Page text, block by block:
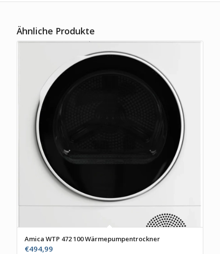
Ähnliche Produkte
Amica WTP 472 100 Wärmepumpentrockner
€494,99